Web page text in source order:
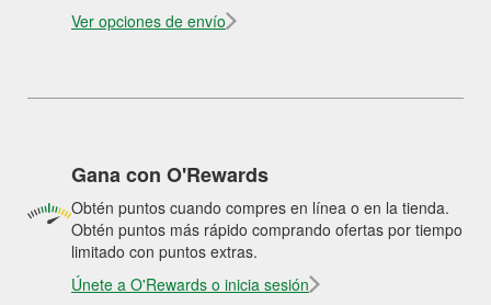
Ver opciones de envío
Gana con O'Rewards
Obtén puntos cuando compres en línea o en la tienda.
Obtén puntos más rápido comprando ofertas por tiempo
limitado con puntos extras.
Únete a O'Rewards o inicia sesión